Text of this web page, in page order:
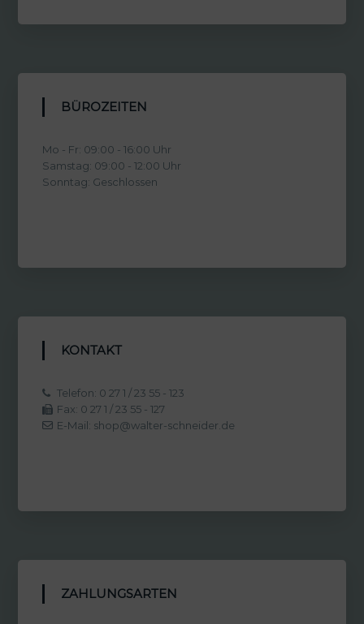
BÜROZEITEN
Mo - Fr: 09:00 - 16:00 Uhr
Samstag: 09:00 - 12:00 Uhr
Sonntag: Geschlossen
KONTAKT
Telefon: 0 27 1 / 23 55 - 123
Fax: 0 27 1 / 23 55 - 127
E-Mail: shop@walter-schneider.de
ZAHLUNGSARTEN